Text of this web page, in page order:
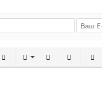
Зачеркнутый